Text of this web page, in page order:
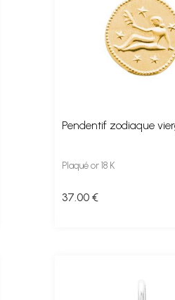
Pendentif zodiaque
Plaqué or 18 K
37 .00 €